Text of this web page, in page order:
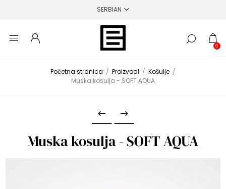
0
Početna stranica / Proizvodi / Košulje /
Muska kosulja - SOFT AQUA
Muska kosulja - SOFT AQUA